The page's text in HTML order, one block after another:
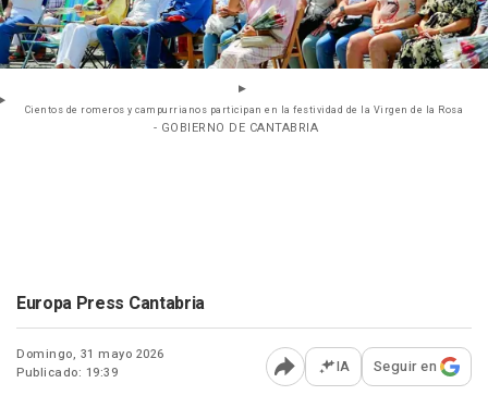
Cientos de romeros y campurrianos participan en la festividad de la Virgen de la Rosa
- GOBIERNO DE CANTABRIA
Europa Press Cantabria
Domingo, 31 mayo 2026
Publicado: 19:39
Abrir opciones para
IA Seguir en